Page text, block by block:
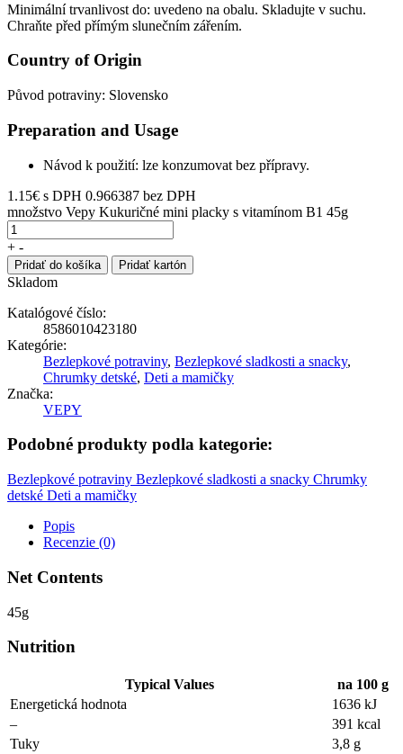
Minimální trvanlivost do: uvedeno na obalu. Skladujte v suchu.
Chraňte před přímým slunečním zářením.
Country of Origin
Původ potraviny: Slovensko
Preparation and Usage
Návod k použití: lze konzumovat bez přípravy.
1.15€ s DPH 0.966387 bez DPH
množstvo Vepy Kukuričné mini placky s vitamínom B1 45g
+ -
Pridať do košíka Pridať kartón
Skladom
Katalógové číslo:
8586010423180
Kategórie:
Bezlepkové potraviny, Bezlepkové sladkosti a snacky,
Chrumky detské, Deti a mamičky
Značka:
VEPY
Podobné produkty podla kategorie:
Bezlepkové potraviny Bezlepkové sladkosti a snacky Chrumky
detské Deti a mamičky
Popis
Recenzie (0)
Net Contents
45g
Nutrition
Typical Values
na 100 g
Energetická hodnota
1636 kJ
–
391 kcal
Tuky
3,8 g